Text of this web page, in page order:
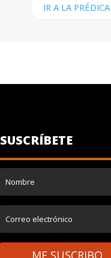
IR A LA PRÉDICA
SUSCRÍBETE
ME SUSCRIBO